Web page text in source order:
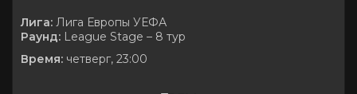
Лига: Лига Европы УЕФА
Раунд: League Stage – 8 тур
Время: четверг, 23:00